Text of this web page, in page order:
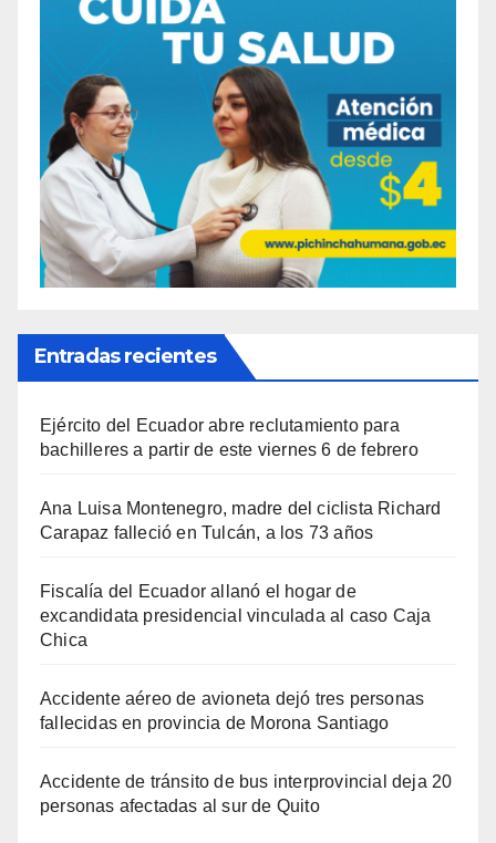
Entradas recientes
Ejército del Ecuador abre reclutamiento para
bachilleres a partir de este viernes 6 de febrero
Ana Luisa Montenegro, madre del ciclista Richard
Carapaz falleció en Tulcán, a los 73 años
Fiscalía del Ecuador allanó el hogar de
excandidata presidencial vinculada al caso Caja
Chica
Accidente aéreo de avioneta dejó tres personas
fallecidas en provincia de Morona Santiago
Accidente de tránsito de bus interprovincial deja 20
personas afectadas al sur de Quito